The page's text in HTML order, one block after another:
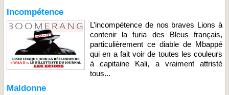
Incompétence
L’incompétence de nos braves Lions à
contenir la furia des Bleus français,
particulièrement ce diable de Mbappé
qui en a fait voir de toutes les couleurs
à capitaine Kali, a vraiment attristé
tous...
Maldonne